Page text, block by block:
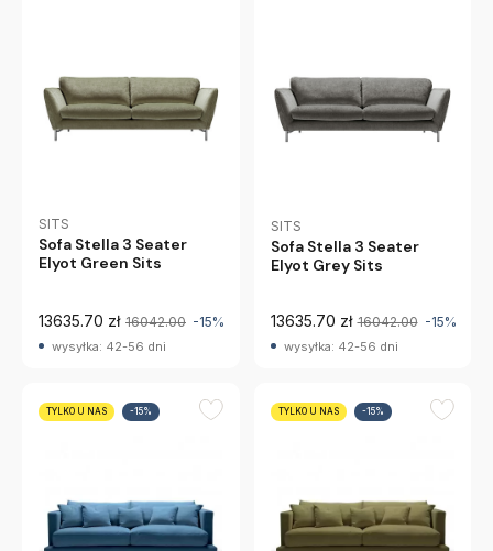
SITS
Sofa Stella 3 Seater
Elyot Green Sits
13635.70 zł 16042.00 -15%
wysyłka: 42-56 dni
SITS
Sofa Stella 3 Seater
Elyot Grey Sits
13635.70 zł 16042.00 -15%
wysyłka: 42-56 dni
TYLKO U NAS -15% TYLKO U NAS -15%